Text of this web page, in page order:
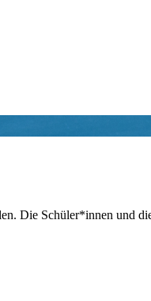
Die Schüler*innen und